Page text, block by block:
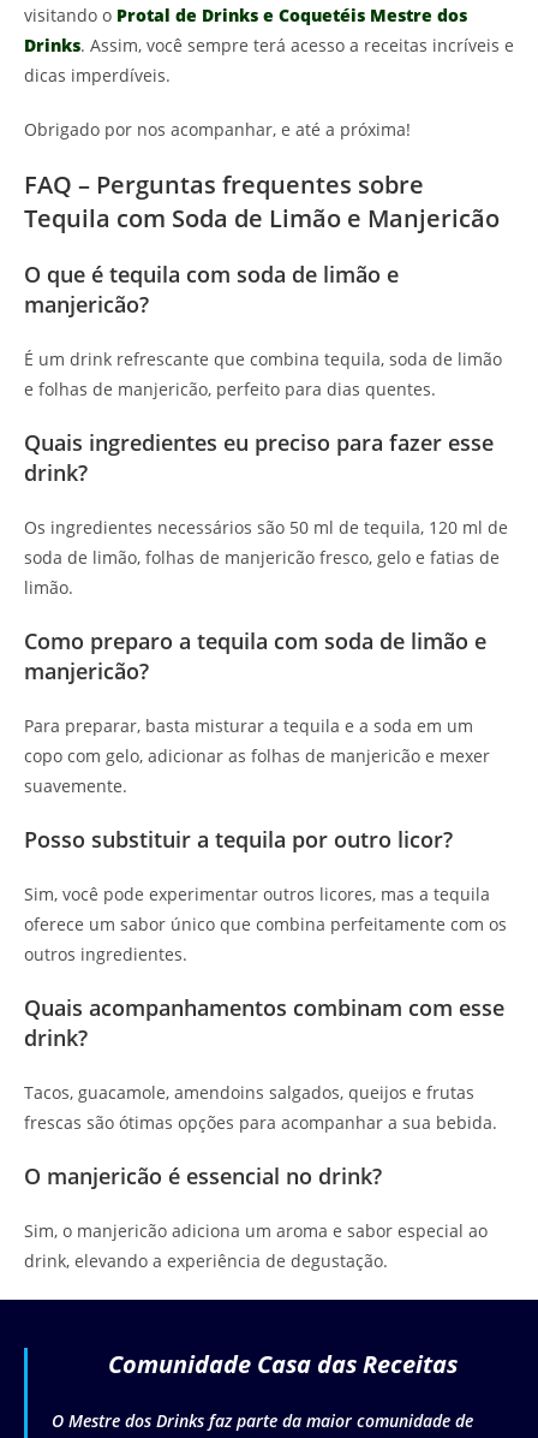
visitando o Protal de Drinks e Coquetéis Mestre dos
Drinks. Assim, você sempre terá acesso a receitas incríveis e
dicas imperdíveis.
Obrigado por nos acompanhar, e até a próxima!
FAQ – Perguntas frequentes sobre
Tequila com Soda de Limão e Manjericão
O que é tequila com soda de limão e
manjericão?
É um drink refrescante que combina tequila, soda de limão
e folhas de manjericão, perfeito para dias quentes.
Quais ingredientes eu preciso para fazer esse
drink?
Os ingredientes necessários são 50 ml de tequila, 120 ml de
soda de limão, folhas de manjericão fresco, gelo e fatias de
limão.
Como preparo a tequila com soda de limão e
manjericão?
Para preparar, basta misturar a tequila e a soda em um
copo com gelo, adicionar as folhas de manjericão e mexer
suavemente.
Posso substituir a tequila por outro licor?
Sim, você pode experimentar outros licores, mas a tequila
oferece um sabor único que combina perfeitamente com os
outros ingredientes.
Quais acompanhamentos combinam com esse
drink?
Tacos, guacamole, amendoins salgados, queijos e frutas
frescas são ótimas opções para acompanhar a sua bebida.
O manjericão é essencial no drink?
Sim, o manjericão adiciona um aroma e sabor especial ao
drink, elevando a experiência de degustação.
Comunidade Casa das Receitas
O Mestre dos Drinks faz parte da maior comunidade de